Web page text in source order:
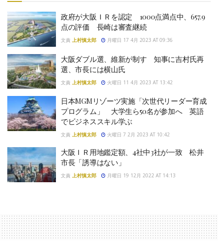
政府が大阪ＩＲを認定 1000点満点中、657.9
点の評価 長崎は審査継続
文責 上村慎太郎 月曜日 17 4月 2023 AT 09:36
大阪ダブル選、維新が制す 知事に吉村氏再
選、市長には横山氏
文責 上村慎太郎 火曜日 11 4月 2023 AT 13:42
日本MGMリゾーツ実施「次世代リーダー育成
プログラム」 大学生ら50名が参加へ 英語
でビジネススキル学ぶ
文責 上村慎太郎 火曜日 7 2月 2023 AT 10:42
大阪ＩＲ用地鑑定額、4社中3社が一致 松井
市長「誘導はない」
文責 上村慎太郎 月曜日 19 12月 2022 AT 14:13